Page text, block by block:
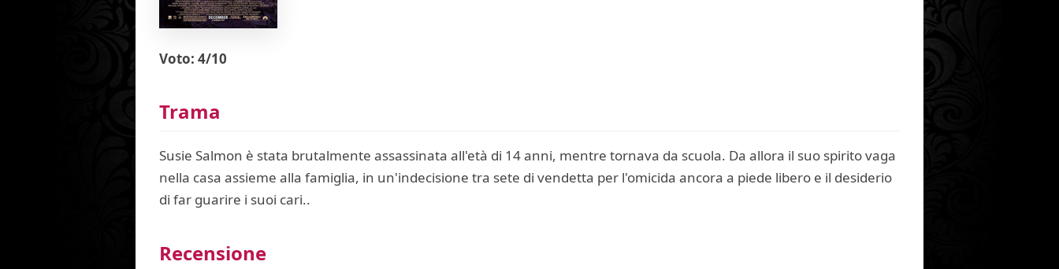
Voto: 4/10
Trama
Susie Salmon è stata brutalmente assassinata all'età di 14 anni, mentre tornava da scuola. Da allora il suo spirito vaga
nella casa assieme alla famiglia, in un'indecisione tra sete di vendetta per l'omicida ancora a piede libero e il desiderio
di far guarire i suoi cari..
Recensione